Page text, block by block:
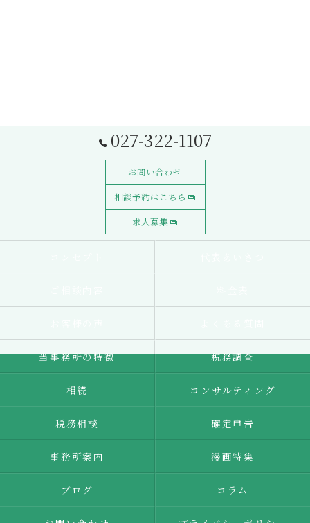
027-322-1107
お問い合わせ
相談予約はこちら
求人募集
当事務所の特徴 税務調査
相続 コンサルティング
税務相談 確定申告
事務所案内 漫画特集
ブログ コラム